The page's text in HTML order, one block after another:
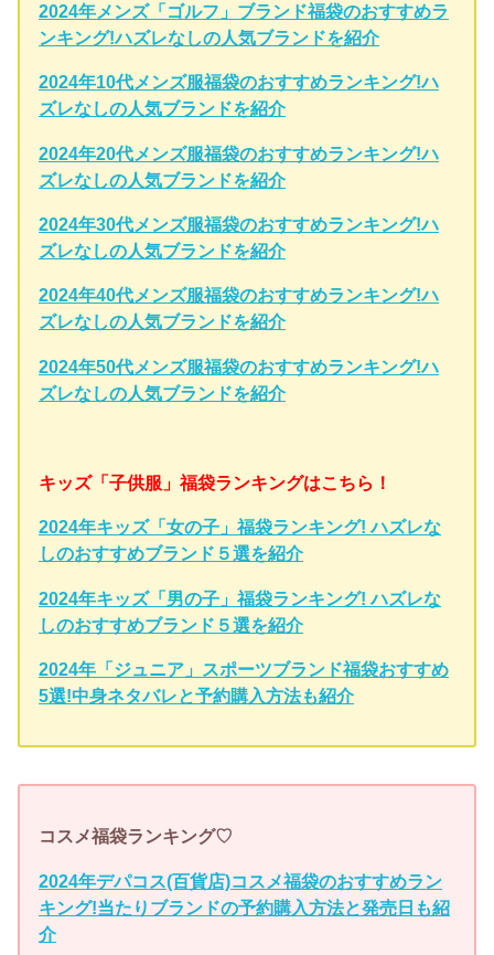
2024年メンズ「ゴルフ」ブランド福袋のおすすめラ
ンキング!ハズレなしの人気ブランドを紹介
2024年10代メンズ服福袋のおすすめランキング!ハ
ズレなしの人気ブランドを紹介
2024年20代メンズ服福袋のおすすめランキング!ハ
ズレなしの人気ブランドを紹介
2024年30代メンズ服福袋のおすすめランキング!ハ
ズレなしの人気ブランドを紹介
2024年40代メンズ服福袋のおすすめランキング!ハ
ズレなしの人気ブランドを紹介
2024年50代メンズ服福袋のおすすめランキング!ハ
ズレなしの人気ブランドを紹介
キッズ「子供服」福袋ランキングはこちら！
2024年キッズ「女の子」福袋ランキング! ハズレな
しのおすすめブランド５選を紹介
2024年キッズ「男の子」福袋ランキング! ハズレな
しのおすすめブランド５選を紹介
2024年「ジュニア」スポーツブランド福袋おすすめ
5選!中身ネタバレと予約購入方法も紹介
コスメ福袋ランキング♡
2024年デパコス(百貨店)コスメ福袋のおすすめラン
キング!当たりブランドの予約購入方法と発売日も紹
介